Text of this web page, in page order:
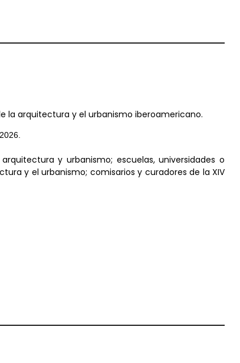
la arquitectura y el urbanismo iberoamericano.
y urbanismo; escuelas, universidades o
y el urbanismo; comisarios y curadores de la XIV